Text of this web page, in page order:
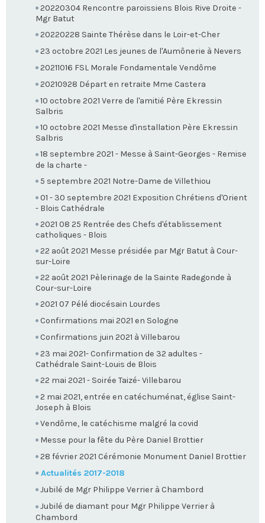
20220304 Rencontre paroissiens Blois Rive Droite -
Mgr Batut
20220228 Sainte Thérèse dans le Loir-et-Cher
23 octobre 2021 Les jeunes de l'Aumônerie à Nevers
20211016 FSL Morale Fondamentale Vendôme
20210928 Départ en retraite Mme Castera
10 octobre 2021 Verre de l'amitié Père Ekressin
Salbris
10 octobre 2021 Messe d'installation Père Ekressin
Salbris
18 septembre 2021 - Messe à Saint-Georges - Remise
de la charte -
5 septembre 2021 Notre-Dame de Villethiou
01 - 30 septembre 2021 Exposition Chrétiens d'Orient
- Blois Cathédrale
2021 08 25 Rentrée des Chefs d'établissement
catholiques - Blois
22 août 2021 Messe présidée par Mgr Batut à Cour-
sur-Loire
22 août 2021 Pèlerinage de la Sainte Radegonde à
Cour-sur-Loire
2021 07 Pélé diocésain Lourdes
Confirmations mai 2021 en Sologne
Confirmations juin 2021 à Villebarou
23 mai 2021- Confirmation de 32 adultes -
Cathédrale Saint-Louis de Blois
22 mai 2021 - Soirée Taizé- Villebarou
2 mai 2021, entrée en catéchuménat, église Saint-
Joseph à Blois
Vendôme, le catéchisme malgré la covid
Messe pour la fête du Père Daniel Brottier
28 février 2021 Cérémonie Monument Daniel Brottier
Actualités 2017-2018
Jubilé de Mgr Philippe Verrier à Chambord
Jubilé de diamant pour Mgr Philippe Verrier à
Chambord